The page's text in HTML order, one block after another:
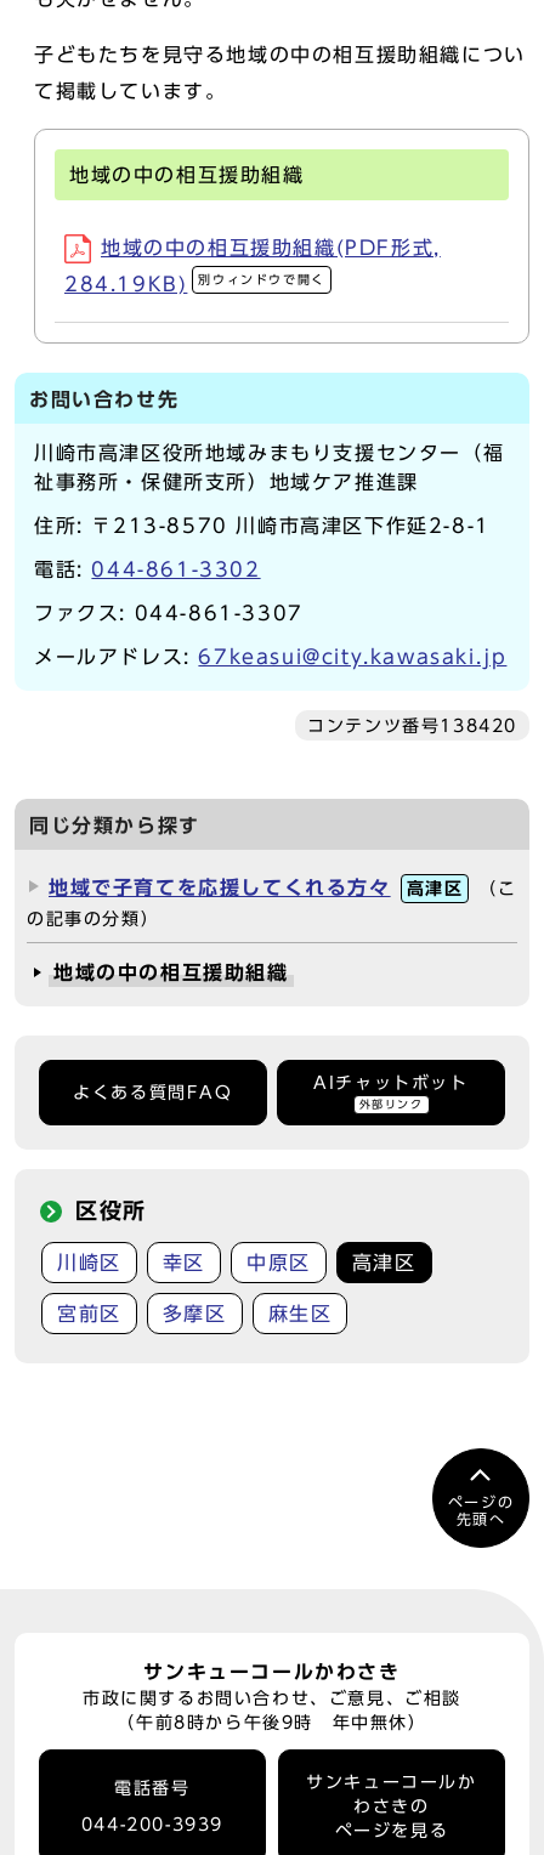
子どもたちを見守る地域の中の相互援助組織につい
て掲載しています。
地域の中の相互援助組織
地域の中の相互援助組織(PDF形式,
284.19KB)
別ウィンドウで開く
お問い合わせ先
川崎市高津区役所地域みまもり支援センター（福
祉事務所・保健所支所）地域ケア推進課
住所: 〒213-8570 川崎市高津区下作延2-8-1
電話: 044-861-3302
ファクス: 044-861-3307
メールアドレス:67keasui@city.kawasaki.jp
コンテンツ番号138420
同じ分類から探す
地域で子育てを応援してくれる方々 高津区
（こ
の記事の分類）
地域の中の相互援助組織
よくある質問FAQ
AIチャットボット
外部リンク
区役所
川崎区 幸区 中原区 高津区
宮前区 多摩区 麻生区
ページの
先頭へ
サンキューコールかわさき
市政に関するお問い合わせ、ご意見、ご相談
（午前8時から午後9時 年中無休）
電話番号
044-200-3939
サンキューコールか
わさきの
ページを見る